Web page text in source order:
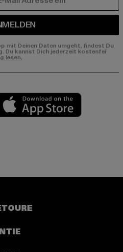
mit Deinen Daten umgeht, findest Du
Du kannst Dich jederzeit kostenfei
lesen.
market